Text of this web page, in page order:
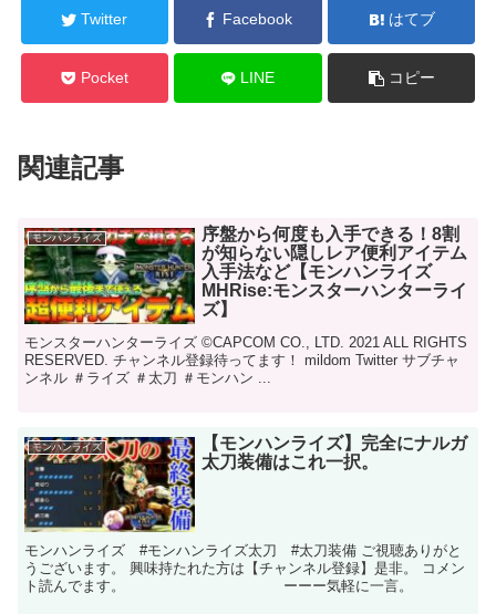
Twitter Facebook はてブ
Pocket LINE コピー
関連記事
モンハンライズ
序盤から何度も入手できる！8割
が知らない隠しレア便利アイテム
入手法など【モンハンライズ
MHRise:モンスターハンターライ
ズ】
モンスターハンターライズ ©CAPCOM CO., LTD. 2021 ALL RIGHTS
RESERVED. チャンネル登録待ってます！ mildom Twitter サブチャ
ンネル ＃ライズ ＃太刀 ＃モンハン ...
モンハンライズ
【モンハンライズ】完全にナルガ
太刀装備はこれ一択。
モンハンライズ #モンハンライズ太刀 #太刀装備 ご視聴ありがと
うございます。 興味持たれた方は【チャンネル登録】是非。 コメン
ト読んでます。 ーーー気軽に一言。